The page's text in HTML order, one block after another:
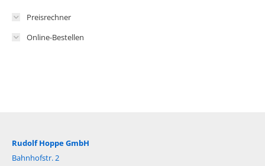
Preisrechner
Online-Bestellen
Rudolf Hoppe GmbH
Bahnhofstr. 2